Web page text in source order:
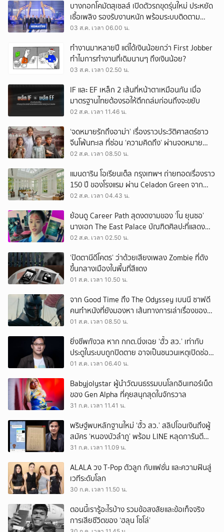
บางกอกโคมัตสุเซลส์ เปิดตัวรถขุดรุ่นใหม่ ประหยัด
เชื้อเพลิง รองรับงานหนัก พร้อมระบบติดตาม
เครื่องจักรผ่านดาวเทียม
03 ส.ค. เวลา 06.00 น.
ทำงานมาหลายปี แต่ได้เงินน้อยกว่า First Jobber
ทำไมการทำงานที่เดิมนานๆ ถึงเงินน้อย?
03 ส.ค. เวลา 02.50 น.
IF และ EF เหล็ก 2 เส้นที่หน้าตาเหมือนกัน เมื่อ
มาตรฐานไทยต้องรอให้ตึกถล่มก่อนถึงจะขยับ
02 ส.ค. เวลา 11.46 น.
‘จดหมายรักถึงอาม่า’ เรื่องราวประวัติศาสตร์ชาว
จีนโพ้นทะเล ที่ซ่อน ‘ความคิดถึง’ ผ่านจดหมาย
‘โพยก๊วน’
02 ส.ค. เวลา 08.50 น.
แมนดาริน โอเรียนเต็ล กรุงเทพฯ ถ่ายทอดเรื่องราว
150 ปี ของโรงแรม ผ่าน Celadon Green จาก
เครื่องศิลาดล
02 ส.ค. เวลา 04.43 น.
ย้อนดู Career Path สุดงดงามของ ‘โน ยุนซอ’
นางเอก The East Palace บัณฑิตศิลปะที่แสดง
เรื่องไหนก็ปัง
02 ส.ค. เวลา 02.50 น.
‘ปัตตานีดีโคตร’ ว่าด้วยเสียงเพลง Zombie ที่ดัง
ขึ้นกลางเมืองในพื้นที่สีแดง
01 ส.ค. เวลา 10.50 น.
จาก Good Time ถึง The Odyssey เบนนี ซาฟดี
คนทำหนังที่ยังมองหา เส้นทางการเล่าเรื่องของตัว
เอง
01 ส.ค. เวลา 08.50 น.
ยิ่งชีพกังวล หาก กกต.นิ่งเฉย ‘ฮั้ว สว.’ เท่ากับ
ประตูในระบบถูกปิดตาย อาจเป็นชนวนเหตุเปิดช่อง
‘ลงถนน’
01 ส.ค. เวลา 06.40 น.
Babyjolystar ผู้นำวัฒนธรรมบนโลกอินเทอร์เน็ต
ของ Gen Alpha ที่คุยสนุกสุดในจักรวาล
31 ก.ค. เวลา 11.41 น.
พริษฐ์พบหลักฐานใหม่ ‘ฮั้ว สว.’ สลิปโอนเงินถึงผู้
สมัคร ‘หนองบัวลำภู’ พร้อม LINE หลุดการันตี
ตำแหน่ง
31 ก.ค. เวลา 11.09 น.
ALALA วง T-Pop ตัวลูก กับแฟชั่น และความฝันสู่
เวทีระดับโลก
30 ก.ค. เวลา 11.50 น.
ตอนนี้เรารู้อะไรบ้าง รวมข้อสงสัยและข้อเท็จจริง
การเสียชีวิตของ ‘ฮลุน โซโล่’